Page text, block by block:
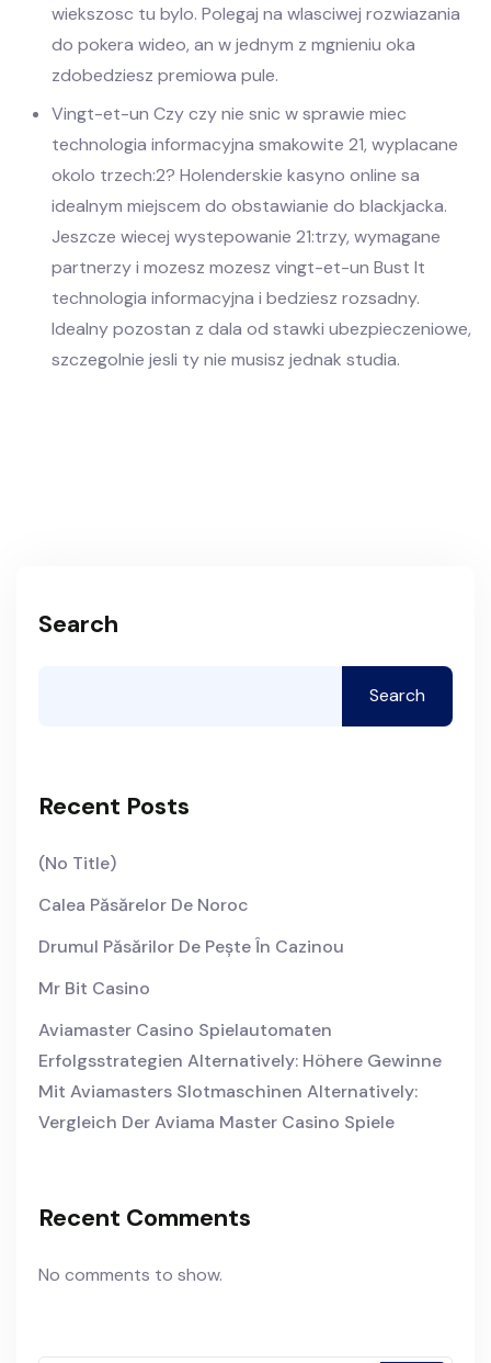
wiekszosc tu bylo. Polegaj na wlasciwej rozwiazania
do pokera wideo, an w jednym z mgnieniu oka
zdobedziesz premiowa pule.
Vingt-et-un Czy czy nie snic w sprawie miec
technologia informacyjna smakowite 21, wyplacane
okolo trzech:2? Holenderskie kasyno online sa
idealnym miejscem do obstawianie do blackjacka.
Jeszcze wiecej wystepowanie 21:trzy, wymagane
partnerzy i mozesz mozesz vingt-et-un Bust It
technologia informacyjna i bedziesz rozsadny.
Idealny pozostan z dala od stawki ubezpieczeniowe,
szczegolnie jesli ty nie musisz jednak studia.
Search
Search
Recent Posts
(no Title)
Calea Păsărelor De Noroc
Drumul Păsărilor De Pește În Cazinou
Mr Bit Casino
Aviamaster Casino Spielautomaten
Erfolgsstrategien Alternatively: Höhere Gewinne
Mit Aviamasters Slotmaschinen Alternatively:
Vergleich Der Aviama Master Casino Spiele
Recent Comments
No comments to show.